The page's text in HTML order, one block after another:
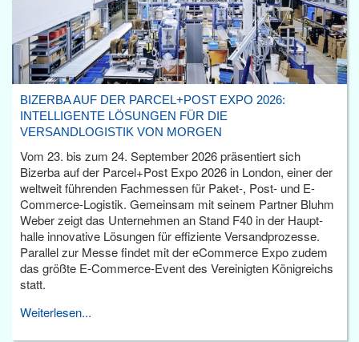
BIZERBA AUF DER PARCEL+POST EXPO 2026:
INTELLIGENTE LÖSUNGEN FÜR DIE
VERSANDLOGISTIK VON MORGEN
Vom 23. bis zum 24. September 2026 präsentiert sich
Bizerba auf der Parcel+Post Expo 2026 in London, einer der
weltweit führenden Fachmessen für Paket-, Post- und E-
Commerce-Logistik. Gemeinsam mit seinem Partner Bluhm
Weber zeigt das Unternehmen an Stand F40 in der Haupt­
halle innovative Lösungen für effiziente Versandprozesse.
Parallel zur Messe findet mit der eCommerce Expo zudem
das größte E-Commerce-Event des Vereinigten Königreichs
statt.
Weiterlesen...